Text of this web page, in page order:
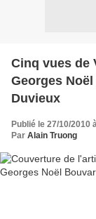
Cinq vues de
Georges
Duvieux
Publié le 27/10/2010
Par Alain Truong